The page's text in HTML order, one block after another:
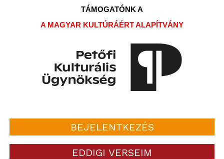
TÁMOGATÓNK A
A MAGYAR KULTÚRÁÉRT ALAPÍTVÁNY
BEJELENTKEZÉS
EDDIGI VERSEIM